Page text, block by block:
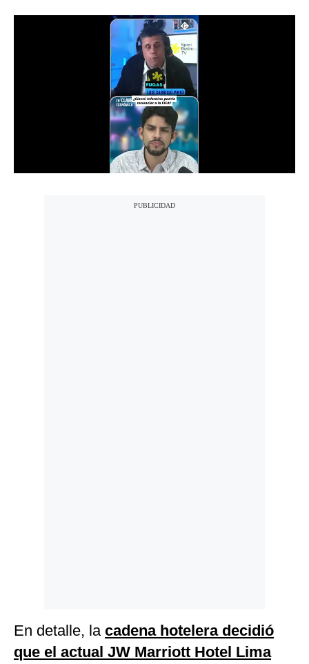
En detalle, la cadena hotelera decidió
que el actual JW Marriott Hotel Lima